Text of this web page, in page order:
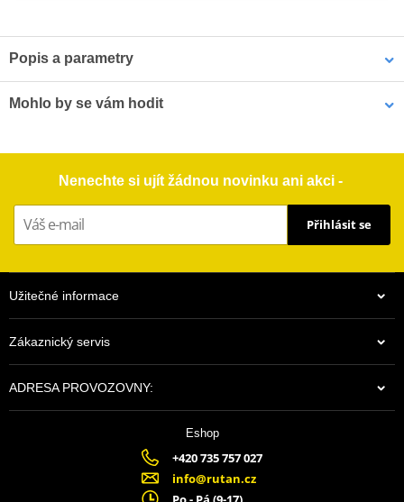
Popis a parametry
Země původu
JP
Alternativa DENSO
Mohlo by se vám hodit
$5.18
Na centrálním skladu v ČR
Nenechte si ujít žádnou novinku ani akci -
Přihlásit se
Užitečné informace
Zákaznický servis
ADRESA PROVOZOVNY:
Eshop
+420 735 757 027
info@rutan.cz